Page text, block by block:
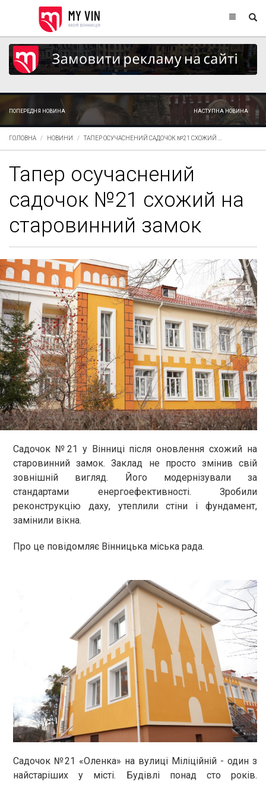
ПОПЕРЕДНЯ НОВИНА НАСТУПНА НОВИНА
ГОЛОВНА НОВИНИ ТАПЕР ОСУЧАСНЕНИЙ САДОЧОК №21 СХОЖИЙ ...
Тапер осучаснений
садочок №21 схожий на
старовинний замок
Садочок №21 у Вінниці після оновлення схожий на
старовинний замок. Заклад не просто змінив свій
зовнішній вигляд. Його модернізували за
стандартами енергоефективності. Зробили
реконструкцію даху, утеплили стіни і фундамент,
замінили вікна.
Про це повідомляє Вінницька міська рада.
Садочок №21 «Оленка» на вулиці Міліційній - один з
найстаріших у місті. Будівлі понад сто років.